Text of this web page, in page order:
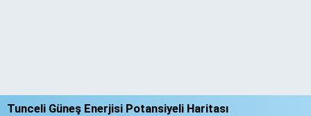
Tunceli Güneş Enerjisi Potansiyeli Haritası